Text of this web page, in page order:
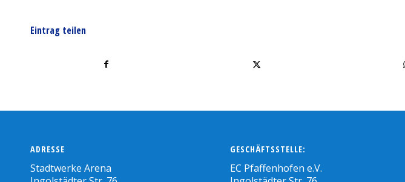
Eintrag teilen
ADRESSE
Stadtwerke Arena
GESCHÄFTSSTELLE:
EC Pfaffenhofen e.V.